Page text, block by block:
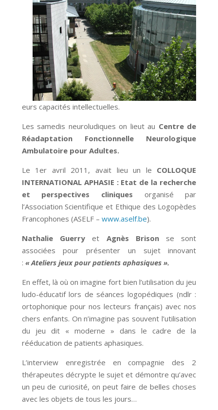
eurs capacités intellectuelles.
Les samedis neuroludiques on lieut au Centre de
Réadaptation Fonctionnelle Neurologique
Ambulatoire pour Adultes.
Le 1er avril 2011, avait lieu un le COLLOQUE
INTERNATIONAL APHASIE : Etat de la recherche
et perspectives cliniques organisé par
l’Association Scientifique et Ethique des Logopèdes
Francophones (ASELF – www.aself.be).
Nathalie Guerry et Agnès Brisonse sont
associées pour présenter un sujet innovant
: « Ateliers jeux pour patients aphasiques ».
En effet, là où on imagine fort bien l’utilisation du jeu
ludo-éducatif lors de séances logopédiques (ndlr :
ortophonique pour nos lecteurs français) avec nos
chers enfants. On n’imagine pas souvent l’utilisation
du jeu dit « moderne » dans le cadre de la
rééducation de patients aphasiques.
L’interview enregistrée en compagnie des 2
thérapeutes décrypte le sujet et démontre qu’avec
un peu de curiosité, on peut faire de belles choses
avec les objets de tous les jours…